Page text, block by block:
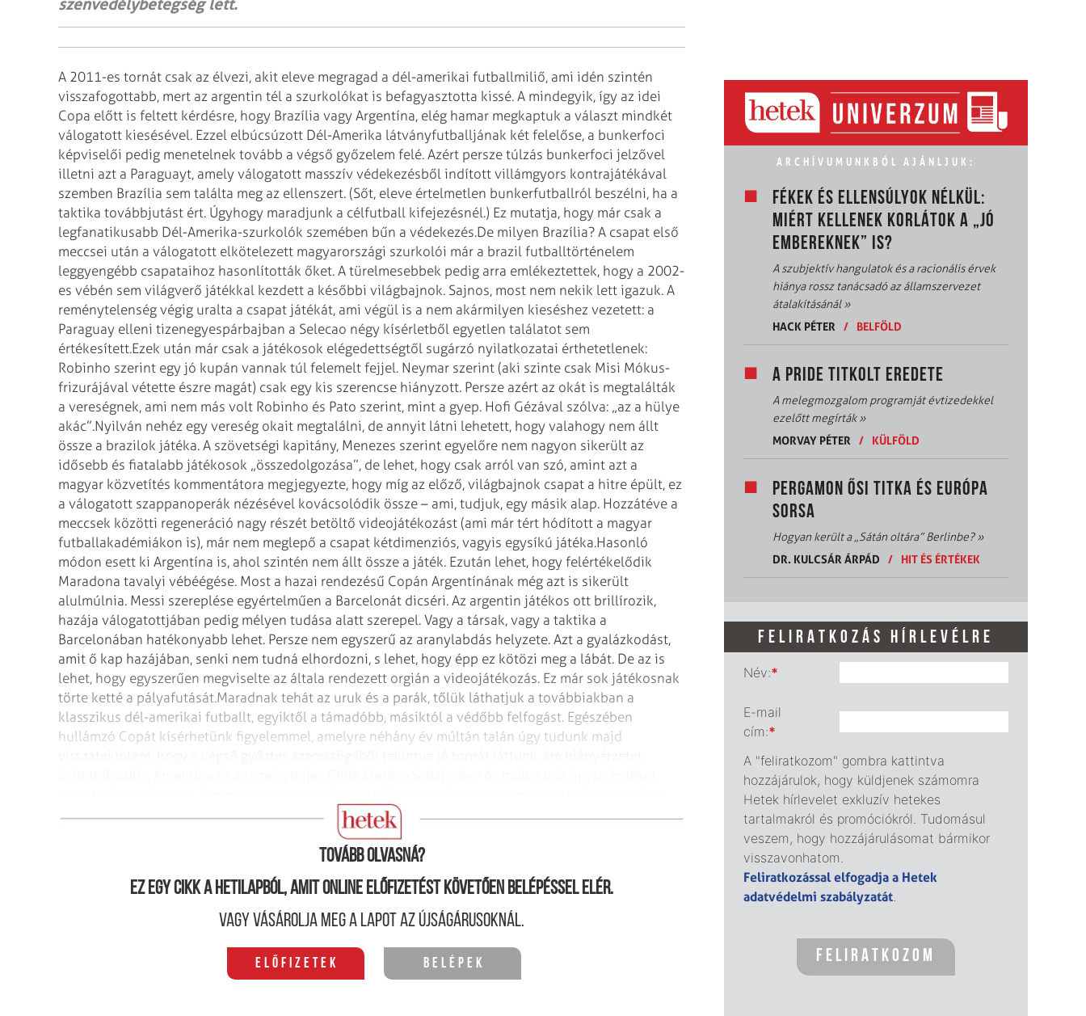
szenvedélybetegség lett.
A 2011-es tornát csak az élvezi, akit eleve megragad a dél-amerikai futballmiliő, ami idén szintén
visszafogottabb, mert az argentin tél a szurkolókat is befagyasztotta kissé. A mindegyik, így az idei
Copa előtt is feltett kérdésre, hogy Brazília vagy Argentína, elég hamar megkaptuk a választ mindkét
válogatott kiesésével. Ezzel elbúcsúzott Dél-Amerika látványfutballjának két felelőse, a bunkerfoci
képviselői pedig menetelnek tovább a végső győzelem felé. Azért persze túlzás bunkerfoci jelzővel
illetni azt a Paraguayt, amely válogatott masszív védekezésből indított villámgyors kontrajátékával
szemben Brazília sem találta meg az ellenszert. (Sőt, eleve értelmetlen bunkerfutballról beszélni, ha a
taktika továbbjutást ért. Úgyhogy maradjunk a célfutball kifejezésnél.) Ez mutatja, hogy már csak a
legfanatikusabb Dél-Amerika-szurkolók szemében bűn a védekezés.De milyen Brazília? A csapat első
meccsei után a válogatott elkötelezett magyarországi szurkolói már a brazil futballtörténelem
leggyengébb csapataihoz hasonlították őket. A türelmesebbek pedig arra emlékeztettek, hogy a 2002-
es vébén sem világverő játékkal kezdett a későbbi világbajnok. Sajnos, most nem nekik lett igazuk. A
reménytelenség végig uralta a csapat játékát, ami végül is a nem akármilyen kieséshez vezetett: a
Paraguay elleni tizenegyespárbajban a Selecao négy kísérletből egyetlen találatot sem
értékesített.Ezek után már csak a játékosok elégedettségtől sugárzó nyilatkozatai érthetetlenek:
Robinho szerint egy jó kupán vannak túl felemelt fejjel. Neymar szerint (aki szinte csak Misi Mókus-
frizurájával vétette észre magát) csak egy kis szerencse hiányzott. Persze azért az okát is megtalálták
a vereségnek, ami nem más volt Robinho és Pato szerint, mint a gyep. Hofi Gézával szólva: „az a hülye
akác”.Nyilván nehéz egy vereség okait megtalálni, de annyit látni lehetett, hogy valahogy nem állt
össze a brazilok játéka. A szövetségi kapitány, Menezes szerint egyelőre nem nagyon sikerült az
idősebb és fiatalabb játékosok „összedolgozása”, de lehet, hogy csak arról van szó, amint azt a
magyar közvetítés kommentátora megjegyezte, hogy míg az előző, világbajnok csapat a hitre épült, ez
a válogatott szappanoperák nézésével kovácsolódik össze – ami, tudjuk, egy másik alap. Hozzátéve a
meccsek közötti regeneráció nagy részét betöltő videojátékozást (ami már tért hódított a magyar
futballakadémiákon is), már nem meglepő a csapat kétdimenziós, vagyis egysíkú játéka.Hasonló
módon esett ki Argentína is, ahol szintén nem állt össze a játék. Ezután lehet, hogy felértékelődik
Maradona tavalyi vébéégése. Most a hazai rendezésű Copán Argentínának még azt is sikerült
alulmúlnia. Messi szereplése egyértelműen a Barcelonát dicséri. Az argentin játékos ott brillírozik,
hazája válogatottjában pedig mélyen tudása alatt szerepel. Vagy a társak, vagy a taktika a
Barcelonában hatékonyabb lehet. Persze nem egyszerű az aranylabdás helyzete. Azt a gyalázkodást,
amit ő kap hazájában, senki nem tudná elhordozni, s lehet, hogy épp ez kötözi meg a lábát. De az is
lehet, hogy egyszerűen megviselte az általa rendezett orgián a videojátékozás. Ez már sok játékosnak
törte ketté a pályafutását.Maradnak tehát az uruk és a parák, tőlük láthatjuk a továbbiakban a
klasszikus dél-amerikai futballt, egyiktől a támadóbb, másiktól a védőbb felfogást. Egészében
hullámzó Copát kísérhetünk figyelemmel, amelyre néhány év múltán talán úgy tudunk majd
futballtérképét is. Ezek után jöjjön az Ázsia Kupa!
Tovább olvasná?
Ez egy cikk a hetilapból, amit online előfizetést követően belépéssel elér.
Vagy vásárolja meg a lapot az újságárusoknál.
Előfizetek Belépek
ARCHÍVUMUNKBÓL AJÁNLJUK:
FÉKEK ÉS ELLENSÚLYOK NÉLKÜL:
MIÉRT KELLENEK KORLÁTOK A „JÓ
EMBEREKNEK” IS?
A szubjektív hangulatok és a racionális érvek
hiánya rossz tanácsadó az államszervezet
átalakításánál»
HACK PÉTER
/ BELFÖLD
A PRIDE TITKOLT EREDETE
A melegmozgalom programját évtizedekkel
ezelőtt megírták»
MORVAY PÉTER
/ KÜLFÖLD
PERGAMON ŐSI TITKA ÉS EURÓPA
SORSA
Hogyan került a „Sátán oltára” Berlinbe?»
DR. KULCSÁR ÁRPÁD
/ HIT ÉS ÉRTÉKEK
FELIRATKOZÁS HÍRLEVÉLRE
Név:*
E-mail
cím:*
A "feliratkozom" gombra kattintva
hozzájárulok, hogy küldjenek számomra
Hetek hírlevelet exkluzív hetekes
tartalmakról és promóciókról. Tudomásul
veszem, hogy hozzájárulásomat bármikor
visszavonhatom.
Feliratkozással elfogadja a Hetek
adatvédelmi szabályzatát.